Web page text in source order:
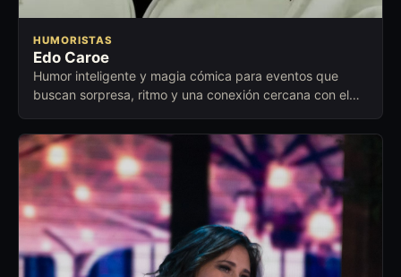
HUMORISTAS
Edo Caroe
Humor inteligente y magia cómica para eventos que
buscan sorpresa, ritmo y una conexión cercana con el